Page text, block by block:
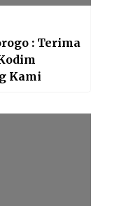
: Terima
Kami